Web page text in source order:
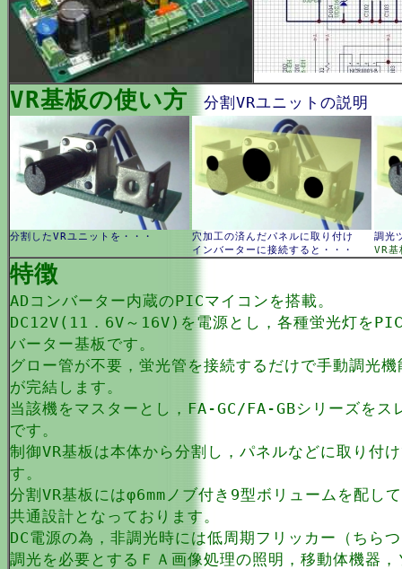
VR基板の使い方 分割VRユニットの説明
分割したVRユニットを・・・
穴加工の済んだパネルに取り付け
インバーターに接続すると・・・
調光
VR
特徴
ADコンバーター内蔵のPICマイコンを搭載。
DC12V(11．6V～16V)を電源とし，各種蛍光灯を
バーター基板です。
グロー管が不要，蛍光管を接続するだけで手動調光
が完結します。
当該機をマスターとし，FA-GC/FA-GBシリーズをス
です。
制御VR基板は本体から分割し，パネルなどに取り付
す。
分割VR基板にはφ6mmノブ付き9型ボリュームを配し
共通設計となっております。
DC電源の為，非調光時には低周期フリッカー（ちら
調光を必要とするＦＡ画像処理の照明，移動体機器